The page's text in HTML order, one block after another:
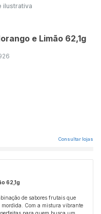
ilustrativa
e Limão 62,1g
Consultar lojas
62,1g
de sabores frutais que
mordida. Com a mistura vibrante